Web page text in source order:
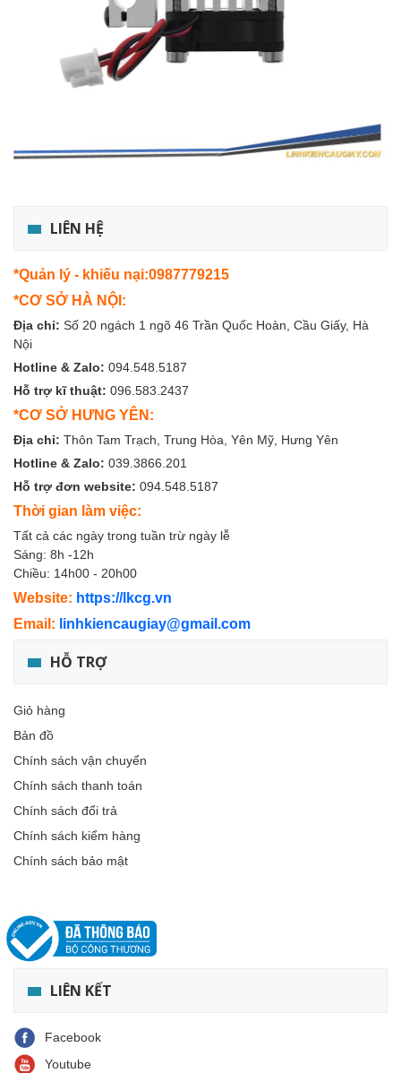
LIÊN HỆ
*Quản lý - khiếu nại:0987779215
*CƠ SỞ HÀ NỘI:
Địa chỉ: Số 20 ngách 1 ngõ 46 Trần Quốc Hoàn, Cầu Giấy, Hà
Nội
Hotline & Zalo: 094.548.5187
Hỗ trợ kĩ thuật: 096.583.2437
*CƠ SỞ HƯNG YÊN:
Địa chỉ: Thôn Tam Trạch, Trung Hòa, Yên Mỹ, Hưng Yên
Hotline & Zalo: 039.3866.201
Hỗ trợ đơn website: 094.548.5187
Thời gian làm việc:
Tất cả các ngày trong tuần trừ ngày lễ
Sáng: 8h -12h
Chiều: 14h00 - 20h00
Website: https://lkcg.vn
Email: linhkiencaugiay@gmail.com
HỖ TRỢ
Giỏ hàng
Bản đồ
Chính sách vận chuyển
Chính sách thanh toán
Chính sách đổi trả
Chính sách kiểm hàng
Chính sách bảo mật
LIÊN KẾT
Facebook
Youtube